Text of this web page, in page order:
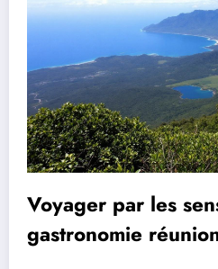
Voyager par les
gastronomie